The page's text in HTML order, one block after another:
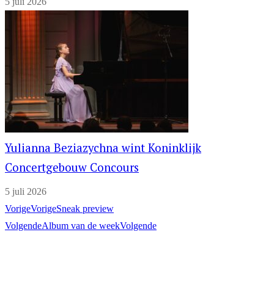
Yulianna Beziazychna wint Koninklijk
Concertgebouw Concours
5 juli 2026
VorigeVorigeSneak preview
VolgendeAlbum van de weekVolgende